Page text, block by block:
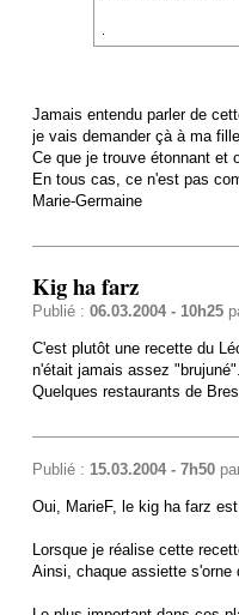
Jamais entendu parler de
je vais demander çà à ma
Ce que je trouve étonnant et
En tous cas, ce n'est pas
Marie-Germaine
Kig ha farz
Publié : 06.03.2004 - 10h25
C'est plutôt une recette du
n'était jamais assez
Quelques restaurants de
Publié : 15.03.2004 - 7h50
Oui, MarieF, le kig ha farz est
Lorsque je réalise cette
Ainsi, chaque assiette s'orne